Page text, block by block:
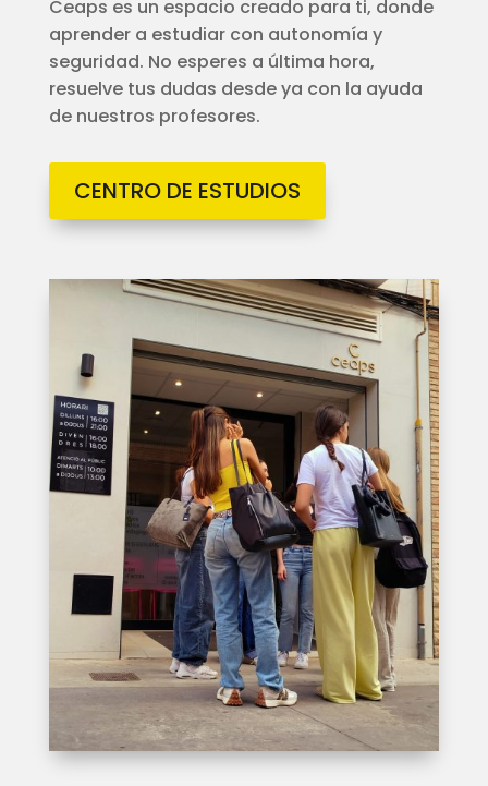
Ceaps es un espacio creado para ti, donde
aprender a estudiar con autonomía y
seguridad. No esperes a última hora,
resuelve tus dudas desde ya con la ayuda
de nuestros profesores.
CENTRO DE ESTUDIOS